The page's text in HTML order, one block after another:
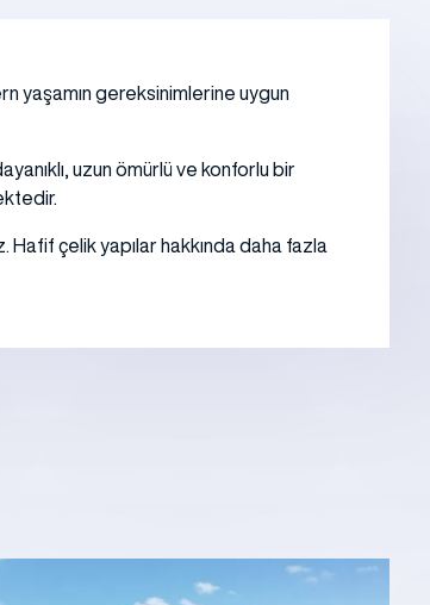
yaşamın gereksinimlerine uygun
uzun ömürlü ve konforlu bir
çelik yapılar hakkında daha fazla